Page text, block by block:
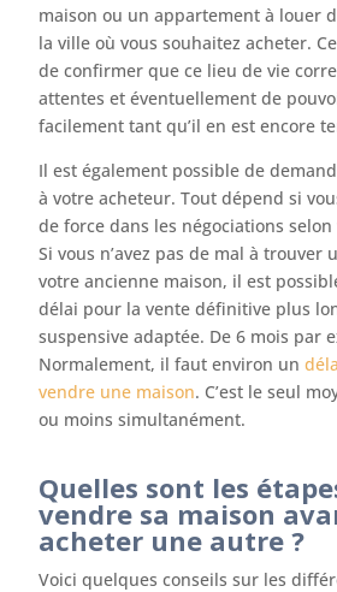
maison ou un appartement à louer
la ville où vous souhaitez acheter.
de confirmer que ce lieu de vie
attentes et éventuellement de
facilement tant qu’il en est encore
Il est également possible de
à votre acheteur. Tout dépend si
de force dans les négociations
Si vous n’avez pas de mal à trouver
votre ancienne maison, il est
délai pour la vente définitive plus
suspensive adaptée. De 6 mois par
Normalement, il faut environ un
vendre une maison. C’est le seul
ou moins simultanément.
Quelles sont les
vendre sa maison
acheter une autre ?
Voici quelques conseils sur les